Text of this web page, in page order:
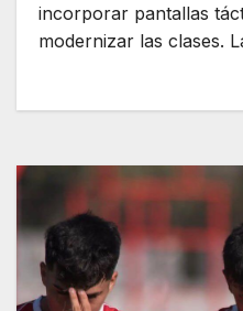
incorporar pantallas
modernizar las clases.